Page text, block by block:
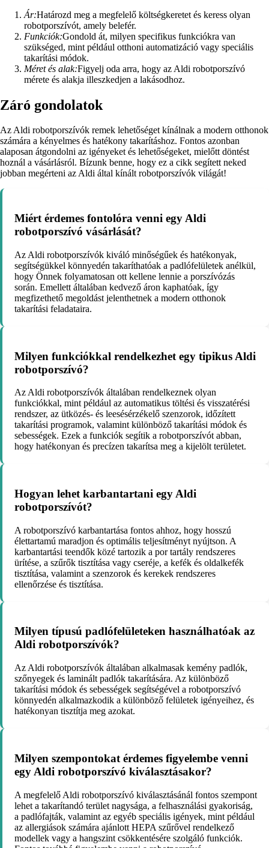
Ár:Határozd meg a megfelelő költségkeretet és keress olyan
robotporszívót, amely belefér.
Funkciók:Gondold át, milyen specifikus funkciókra van
szükséged, mint például otthoni automatizáció vagy speciális
takarítási módok.
Méret és alak:Figyelj oda arra, hogy az Aldi robotporszívó
mérete és alakja illeszkedjen a lakásodhoz.
Záró gondolatok
Az Aldi robotporszívók remek lehetőséget kínálnak a modern otthonok
számára a kényelmes és hatékony takarításhoz. Fontos azonban
alaposan átgondolni az igényeket és lehetőségeket, mielőtt döntést
hoznál a vásárlásról. Bízunk benne, hogy ez a cikk segített neked
jobban megérteni az Aldi által kínált robotporszívók világát!
Miért érdemes fontolóra venni egy Aldi
robotporszívó vásárlását?
Az Aldi robotporszívók kiváló minőségűek és hatékonyak,
segítségükkel könnyedén takaríthatóak a padlófelületek anélkül,
hogy Önnek folyamatosan ott kellene lennie a porszívózás
során. Emellett általában kedvező áron kaphatóak, így
megfizethető megoldást jelenthetnek a modern otthonok
takarítási feladataira.
Milyen funkciókkal rendelkezhet egy tipikus Aldi
robotporszívó?
Az Aldi robotporszívók általában rendelkeznek olyan
funkciókkal, mint például az automatikus töltési és visszatérési
rendszer, az ütközés- és leesésérzékelő szenzorok, időzített
takarítási programok, valamint különböző takarítási módok és
sebességek. Ezek a funkciók segítik a robotporszívót abban,
hogy hatékonyan és precízen takarítsa meg a kijelölt területet.
Hogyan lehet karbantartani egy Aldi
robotporszívót?
A robotporszívó karbantartása fontos ahhoz, hogy hosszú
élettartamú maradjon és optimális teljesítményt nyújtson. A
karbantartási teendők közé tartozik a por tartály rendszeres
ürítése, a szűrők tisztítása vagy cseréje, a kefék és oldalkefék
tisztítása, valamint a szenzorok és kerekek rendszeres
ellenőrzése és tisztítása.
Milyen típusú padlófelületeken használhatóak az
Aldi robotporszívók?
Az Aldi robotporszívók általában alkalmasak kemény padlók,
szőnyegek és laminált padlók takarítására. Az különböző
takarítási módok és sebességek segítségével a robotporszívó
könnyedén alkalmazkodik a különböző felületek igényeihez, és
hatékonyan tisztítja meg azokat.
Milyen szempontokat érdemes figyelembe venni
egy Aldi robotporszívó kiválasztásakor?
A megfelelő Aldi robotporszívó kiválasztásánál fontos szempont
lehet a takarítandó terület nagysága, a felhasználási gyakoriság,
a padlófajták, valamint az egyéb speciális igények, mint például
az allergiások számára ajánlott HEPA szűrővel rendelkező
modellek vagy a hangszint csökkentésére szolgáló funkciók.